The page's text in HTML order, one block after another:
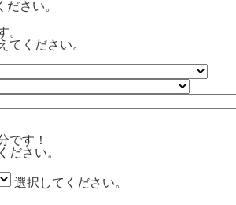
ださい。
。
てください。
です！
ださい。
選択してください。